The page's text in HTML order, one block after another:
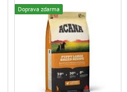
Doprava zdarma